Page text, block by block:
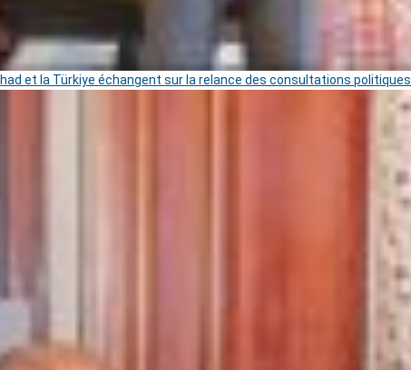
et la Türkiye échangent sur la relance des consultations politiques